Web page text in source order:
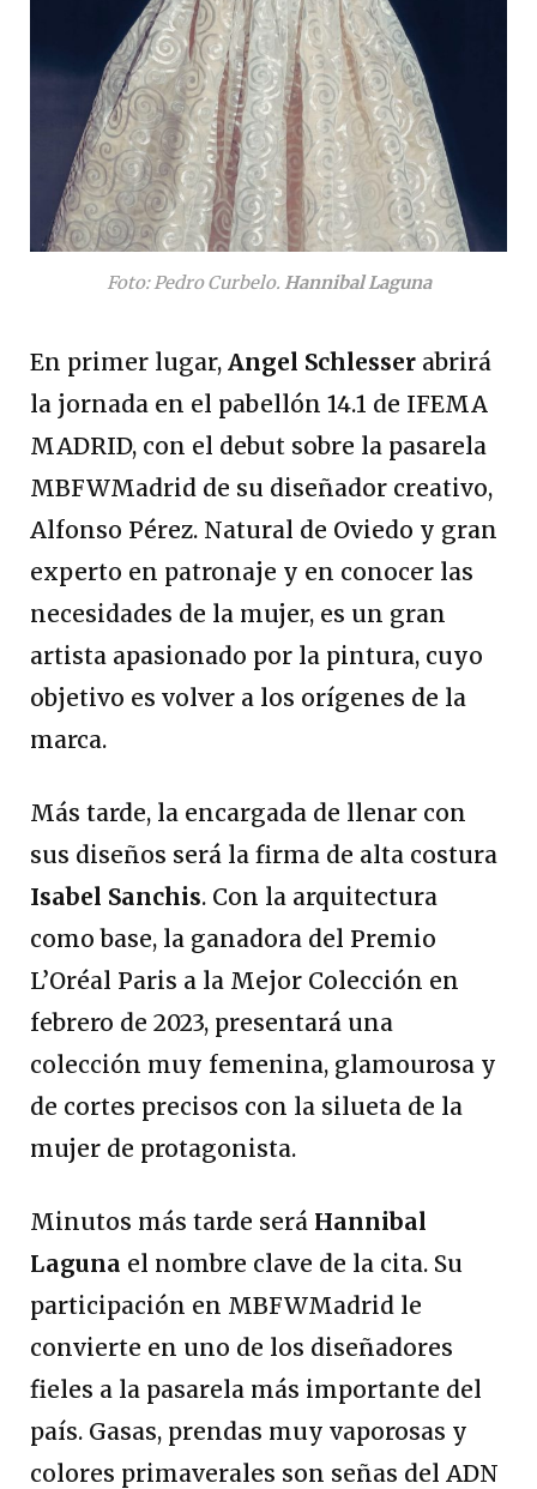
Foto: Pedro Curbelo. Hannibal Laguna
En primer lugar, Angel Schlesser abrirá
la jornada en el pabellón 14.1 de IFEMA
MADRID, con el debut sobre la pasarela
MBFWMadrid de su diseñador creativo,
Alfonso Pérez. Natural de Oviedo y gran
experto en patronaje y en conocer las
necesidades de la mujer, es un gran
artista apasionado por la pintura, cuyo
objetivo es volver a los orígenes de la
marca.
Más tarde, la encargada de llenar con
sus diseños será la firma de alta costura
Isabel Sanchis. Con la arquitectura
como base, la ganadora del Premio
L’Oréal Paris a la Mejor Colección en
febrero de 2023, presentará una
colección muy femenina, glamourosa y
de cortes precisos con la silueta de la
mujer de protagonista.
Minutos más tarde será Hannibal
Laguna el nombre clave de la cita. Su
participación en MBFWMadrid le
convierte en uno de los diseñadores
fieles a la pasarela más importante del
país. Gasas, prendas muy vaporosas y
colores primaverales son señas del ADN